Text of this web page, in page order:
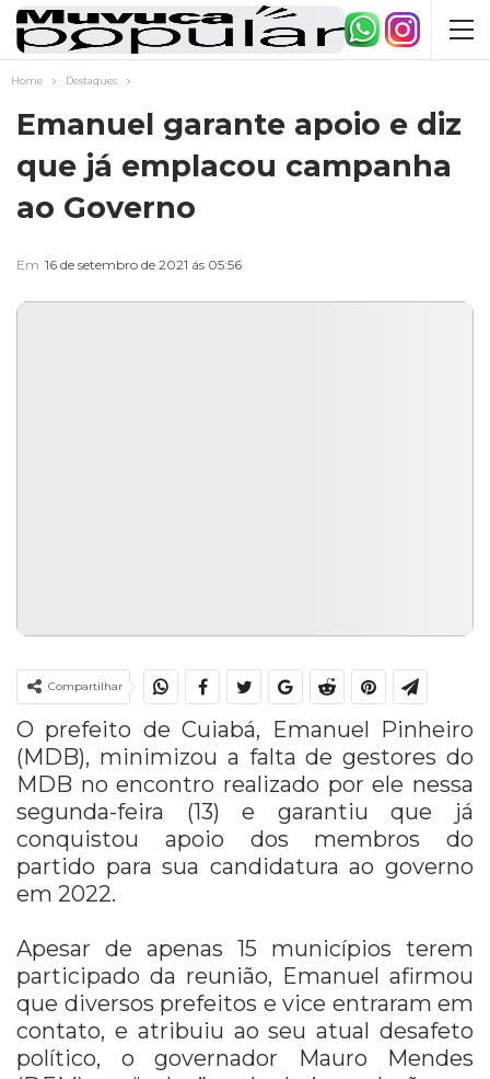
Home Destaques
Emanuel garante apoio e diz
que já emplacou campanha
ao Governo
Em 16 de setembro de 2021 ás 05:56
Compartilhar
O prefeito de Cuiabá, Emanuel Pinheiro
(MDB), minimizou a falta de gestores do
MDB no encontro realizado por ele nessa
segunda-feira (13) e garantiu que já
conquistou apoio dos membros do
partido para sua candidatura ao governo
em 2022.
Apesar de apenas 15 municípios terem
participado da reunião, Emanuel afirmou
que diversos prefeitos e vice entraram em
contato, e atribuiu ao seu atual desafeto
político, o governador Mauro Mendes